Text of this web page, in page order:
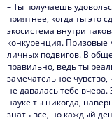
– Ты получаешь
приятнее, когда ты это
экосистема внутри
конкуренция. Призовые
личных подвигов. В
правильно, ведь ты
замечательное чувство,
не давалась тебе
науке ты никогда,
знать все, но каждый